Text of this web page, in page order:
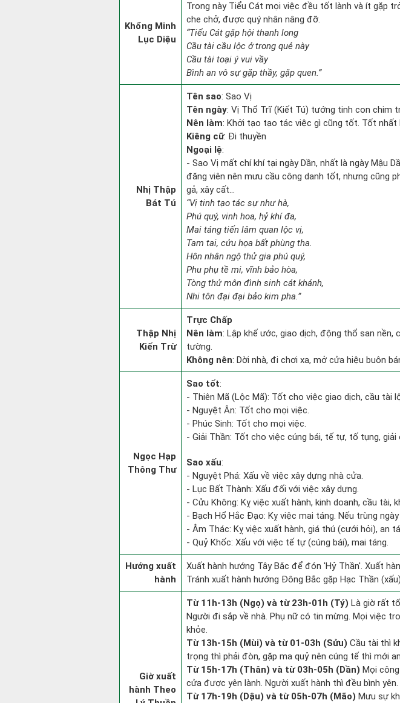
Khổng Minh
Lục Diệu
Trong này Tiểu Cát mọi việc đều tốt lành và ít gặp
che chở, được quý nhân nâng đỡ.
“Tiểu Cát gặp hội thanh long
Cầu tài cầu lộc ở trong quẻ này
Cầu tài toại ý vui vầy
Bình an vô sự gặp thầy, gặp quen.”
Nhị Thập
Bát Tú
Tên sao: Sao Vị
Tên ngày: Vị Thổ Trĩ (Kiết Tú) tướng tinh con chim
Nên làm: Khởi tạo tạo tác việc gì cũng tốt. Tốt nhất
Kiêng cữ: Đi thuyền
Ngoại lệ:
- Sao Vị mất chí khí tại ngày Dần, nhất là ngày Mậu
đăng viên nên mưu cầu công danh tốt, nhưng cũng
gả, xây cất...
“Vị tinh tạo tác sự như hà,
Phú quý, vinh hoa, hỷ khí đa,
Mai táng tiến lâm quan lộc vị,
Tam tai, cửu họa bất phùng tha.
Hôn nhân ngộ thử gia phú quý,
Phu phụ tề mi, vĩnh bảo hòa,
Tòng thử môn đình sinh cát khánh,
Nhi tôn đại đại bảo kim pha.”
Thập Nhị
Kiến Trừ
Trực Chấp
Nên làm: Lập khế ước, giao dịch, động thổ san
tường.
Không nên: Dời nhà, đi chơi xa, mở cửa hiệu buôn
Ngọc Hạp
Thông Thư
Sao tốt:
- Thiên Mã (Lộc Mã): Tốt cho việc giao dịch, cầu tài
- Nguyệt Ân: Tốt cho mọi việc.
- Phúc Sinh: Tốt cho mọi việc.
- Giải Thần: Tốt cho việc cúng bái, tế tự, tố tụng,
Sao xấu:
- Nguyệt Phá: Xấu về việc xây dựng nhà cửa.
- Lục Bất Thành: Xấu đối với việc xây dựng.
- Cửu Không: Kỵ việc xuất hành, kinh doanh, cầu tài,
- Bạch Hổ Hắc Đạo: Kỵ việc mai táng. Nếu trùng
- Âm Thác: Kỵ việc xuất hành, giá thú (cưới hỏi), an
- Quỷ Khốc: Xấu với việc tế tự (cúng bái), mai táng.
Hướng xuất
hành
Xuất hành hướng Tây Bắc để đón 'Hỷ Thần'. Xuất
Tránh xuất hành hướng Đông Bắc gặp Hạc Thần (xấu)
Giờ xuất
hành Theo
Từ 11h-13h (Ngọ) và từ 23h-01h (Tý) Là giờ rất
Người đi sắp về nhà. Phụ nữ có tin mừng. Mọi việc
khỏe.
Từ 13h-15h (Mùi) và từ 01-03h (Sửu) Cầu tài thì
trọng thì phải đòn, gặp ma quỷ nên cúng tế thì mới
Từ 15h-17h (Thân) và từ 03h-05h (Dần) Mọi
cửa được yên lành. Người xuất hành thì đều bình yên.
Từ 17h-19h (Dậu) và từ 05h-07h (Mão) Mưu sự